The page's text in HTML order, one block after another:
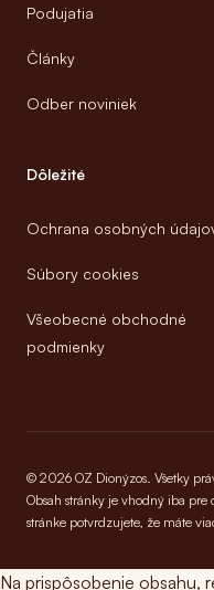
Podujatia
Články
Odber noviniek
Dôležité
Ochrana osobných
Súbory cookies
Všeobecné obchodné
podmienky
© 2026 OZ Dionýzos. Všetky
Obsah stránky je vhodný iba pre
stránke potvrdzujete, že máte
Na prispôsobenie obsahu,